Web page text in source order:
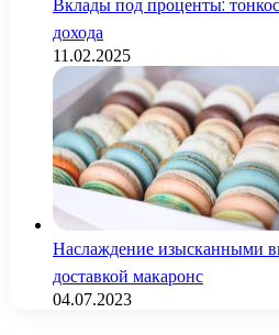
дохода
11.02.2025
Наслаждение изысканными
доставкой макаронс
04.07.2023